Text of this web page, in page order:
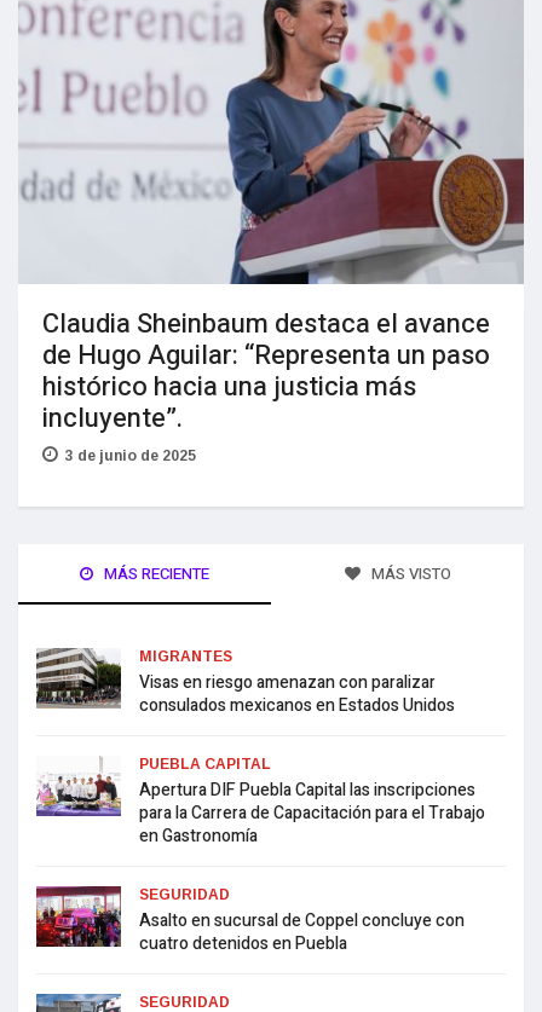
Claudia Sheinbaum destaca el avance
de Hugo Aguilar: “Representa un paso
histórico hacia una justicia más
incluyente”.
3 de junio de 2025
MÁS RECIENTE MÁS VISTO
MIGRANTES
Visas en riesgo amenazan con paralizar
consulados mexicanos en Estados Unidos
PUEBLA CAPITAL
Apertura DIF Puebla Capital las inscripciones
para la Carrera de Capacitación para el Trabajo
en Gastronomía
SEGURIDAD
Asalto en sucursal de Coppel concluye con
cuatro detenidos en Puebla
SEGURIDAD